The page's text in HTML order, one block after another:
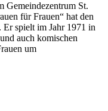
Gemeindezentrum St.
für Frauen“ hat den
Er spielt im Jahr 1971 in
auch komischen
um